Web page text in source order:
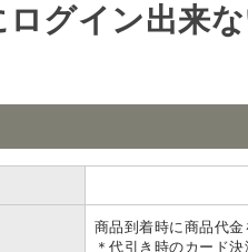
グイン出来
商品到着時に商品代
＊代引き時のカード